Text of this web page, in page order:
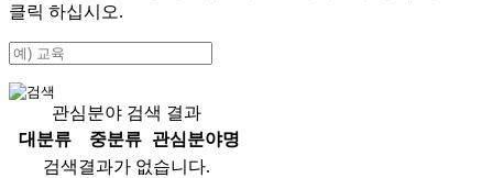
클릭 하십시오.
관심분야 검색 결과
대분류
중분류
관심분야명
검색결과가 없습니다.